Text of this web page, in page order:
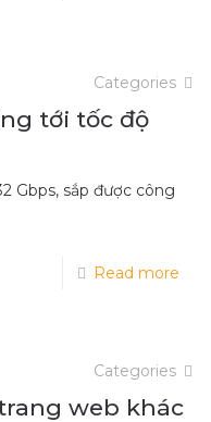
Categories
tới tốc độ
Gbps, sắp được công
Read more
Categories
web khác